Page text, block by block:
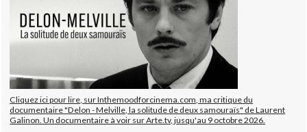
Cliquez ici pour lire, sur Inthemoodforcinema.com, ma critique du
documentaire "Delon - Melville, la solitude de deux samouraïs" de Laurent
Galinon. Un documentaire à voir sur Arte.tv, jusqu'au 9 octobre 2026.